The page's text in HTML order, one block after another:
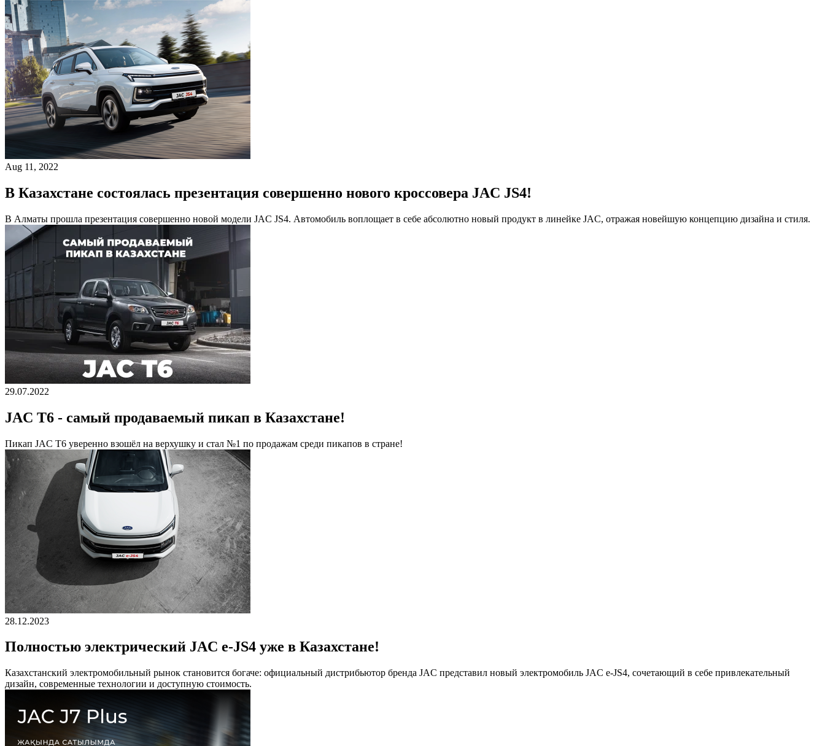
Aug 11, 2022
В Казахстане состоялась презентация совершенно нового кроссовера JAC JS4!
В Алматы прошла презентация совершенно новой модели JAC JS4. Автомобиль воплощает в себе абсолютно новый продукт в линейке JAC, отражая новейшую концепцию дизайна и стиля.
29.07.2022
JAC T6 - самый продаваемый пикап в Казахстане!
Пикап JAC T6 уверенно взошёл на верхушку и стал №1 по продажам среди пикапов в стране!
28.12.2023
Полностью электрический JAC e-JS4 уже в Казахстане!
Казахстанский электромобильный рынок становится богаче: официальный дистрибьютор бренда JAC представил новый электромобиль JAC e-JS4, сочетающий в себе привлекательный
дизайн, современные технологии и доступную стоимость.